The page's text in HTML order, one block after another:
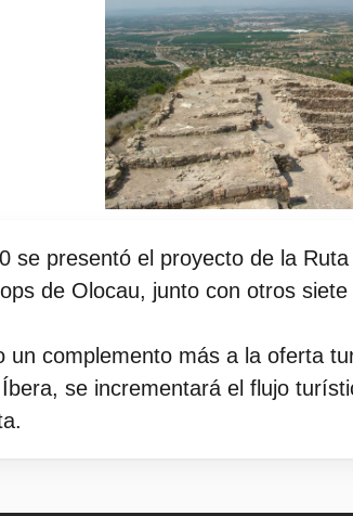
se presentó el proyecto de la
de Olocau, junto con otros
un complemento más a la oferta
se incrementará el flujo